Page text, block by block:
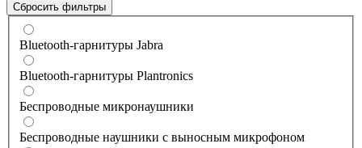
Сбросить фильтры
Bluetooth-гарнитуры Jabra
Bluetooth-гарнитуры Plantronics
Беспроводные микронаушники
Беспроводные наушники с выносным микрофоном